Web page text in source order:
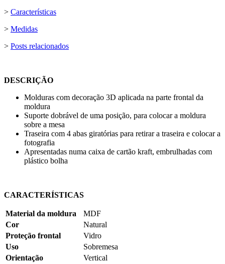
> Características
> Medidas
> Posts relacionados
DESCRIÇÃO
Molduras com decoração 3D aplicada na parte frontal da
moldura
Suporte dobrável de uma posição, para colocar a moldura
sobre a mesa
Traseira com 4 abas giratórias para retirar a traseira e colocar a
fotografia
Apresentadas numa caixa de cartão kraft, embrulhadas com
plástico bolha
CARACTERÍSTICAS
Material da moldura
MDF
Cor
Natural
Proteção frontal
Vidro
Uso
Sobremesa
Orientação
Vertical